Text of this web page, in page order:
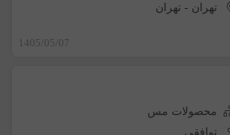
تهران - تهران
1405/05/07
محصولات مس
توافقی